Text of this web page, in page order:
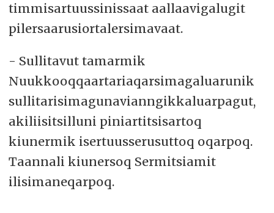
timmisartuussinissaat aallaavigalugit
pilersaarusiortalersimavaat.
- Sullitavut tamarmik
Nuukkooqqaartariaqarsimagaluarunik
sullitarisimagunavianngikkaluarpagut,
akiliisitsilluni piniartitsisartoq
kiunermik isertuusserusuttoq oqarpoq.
Taannali kiunersoq Sermitsiamit
ilisimaneqarpoq.